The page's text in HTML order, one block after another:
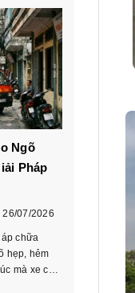
Ngõ
Pháp
26/07/2026
chữa
hẹp, hẻm
mà xe cứu
tiếp cận.
Hướng
theo
chiếu